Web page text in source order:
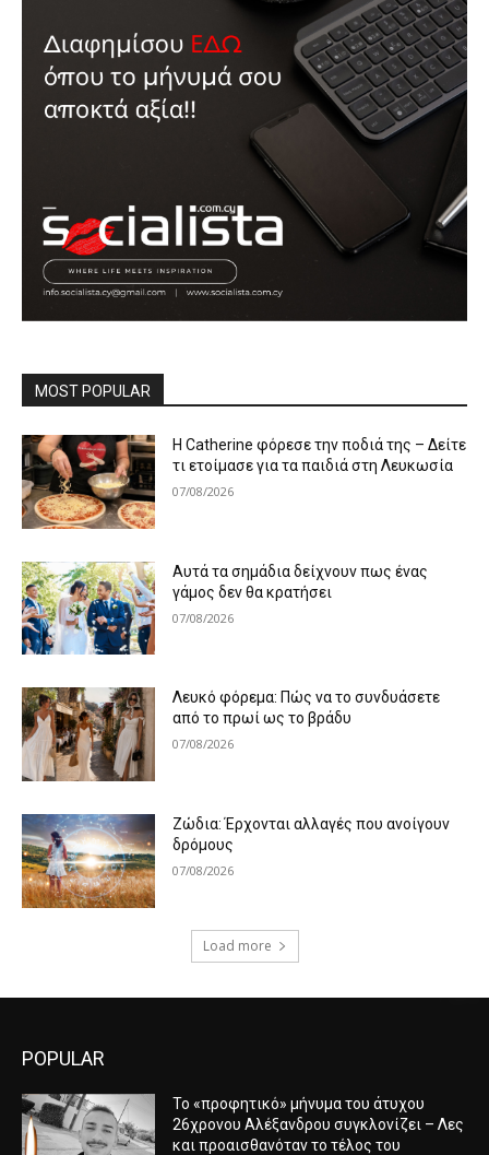
MOST POPULAR
Η Catherine φόρεσε την ποδιά της – Δείτε
τι ετοίμασε για τα παιδιά στη Λευκωσία
07/08/2026
Αυτά τα σημάδια δείχνουν πως ένας
γάμος δεν θα κρατήσει
07/08/2026
Λευκό φόρεμα: Πώς να το συνδυάσετε
από το πρωί ως το βράδυ
07/08/2026
Ζώδια: Έρχονται αλλαγές που ανοίγουν
δρόμους
07/08/2026
Load more
POPULAR
Το «προφητικό» μήνυμα του άτυχου
26χρονου Αλέξανδρου συγκλονίζει – Λες
και προαισθανόταν το τέλος του